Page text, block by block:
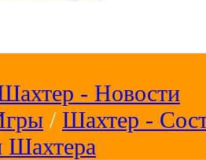
- Новости
/ Шахтер -
Шахтера